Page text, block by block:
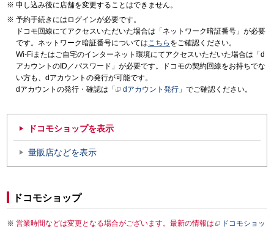
申し込み後に店舗を変更することはできません。
予約手続きにはログインが必要です。
ドコモ回線にてアクセスいただいた場合は「ネットワーク暗証番号」が必要
です。ネットワーク暗証番号についてはこちら をご確認ください。
Wi-Fiまたはご自宅のインターネット環境にてアクセスいただいた場合は「d
アカウントのID／パスワード」が必要です。ドコモの契約回線をお持ちでな
い方も、dアカウントの発行が可能です。
dアカウントの発行・確認は「
dアカウント発行 」でご確認ください。
ドコモショップを表示
量販店などを表示
ドコモショップ
営業時間などは変更となる場合がございます。最新の情報は
ドコモショッ